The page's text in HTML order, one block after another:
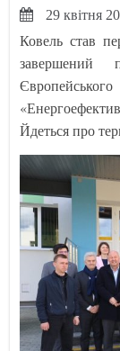
29 квітня
Ковель став
завершений
Йдеться про